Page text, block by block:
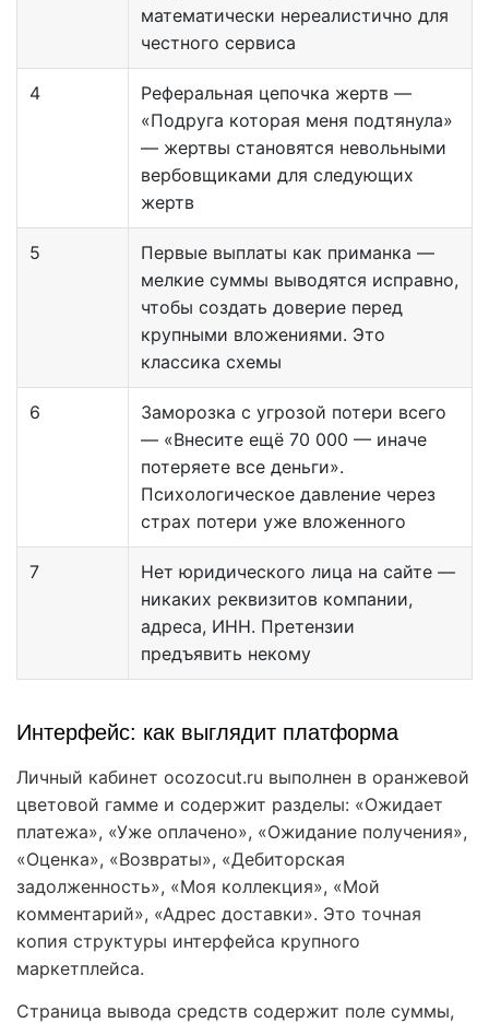
математически нереалистично для
честного сервиса
4
Реферальная цепочка жертв —
«Подруга которая меня подтянула»
— жертвы становятся невольными
вербовщиками для следующих
жертв
5
Первые выплаты как приманка —
мелкие суммы выводятся исправно,
чтобы создать доверие перед
крупными вложениями. Это
классика схемы
6
Заморозка с угрозой потери всего
— «Внесите ещё 70 000 — иначе
потеряете все деньги».
Психологическое давление через
страх потери уже вложенного
7
Нет юридического лица на сайте —
никаких реквизитов компании,
адреса, ИНН. Претензии
предъявить некому
Интерфейс: как выглядит платформа
Личный кабинет ocozocut.ru выполнен в оранжевой
цветовой гамме и содержит разделы: «Ожидает
платежа», «Уже оплачено», «Ожидание получения»,
«Оценка», «Возвраты», «Дебиторская
задолженность», «Моя коллекция», «Мой
комментарий», «Адрес доставки». Это точная
копия структуры интерфейса крупного
маркетплейса.
Страница вывода средств содержит поле суммы,